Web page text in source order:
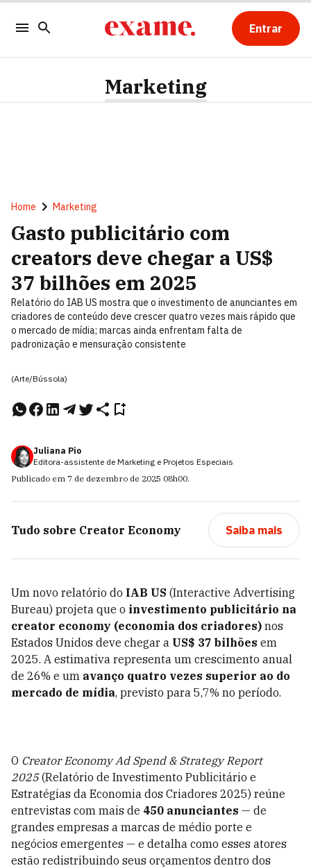
Entrar
Marketing
Home Marketing
Gasto publicitário com
creators deve chegar a US$
37 bilhões em 2025
Relatório do IAB US mostra que o investimento de anunciantes em
criadores de conteúdo deve crescer quatro vezes mais rápido que
o mercado de mídia; marcas ainda enfrentam falta de
padronização e mensuração consistente
(Arte/Bússola)
Juliana Pio
Editora-assistente de Marketing e Projetos Especiais
Publicado em 7 de dezembro de 2025 08h00.
Tudo sobre Creator Economy Saiba mais
Um novo relatório do IAB US (Interactive Advertising
Bureau) projeta que o investimento publicitário na
creator economy (economia dos criadores) nos
Estados Unidos deve chegar a US$ 37 bilhões em
2025. A estimativa representa um crescimento anual
de 26% e um avanço quatro vezes superior ao do
mercado de mídia, previsto para 5,7% no período.
O Creator Economy Ad Spend & Strategy Report
2025(Relatório de Investimento Publicitário e
Estratégias da Economia dos Criadores 2025) reúne
entrevistas com mais de 450 anunciantes — de
grandes empresas a marcas de médio porte e
negócios emergentes — e detalha como esses atores
estão redistribuindo seus orçamentos dentro dos